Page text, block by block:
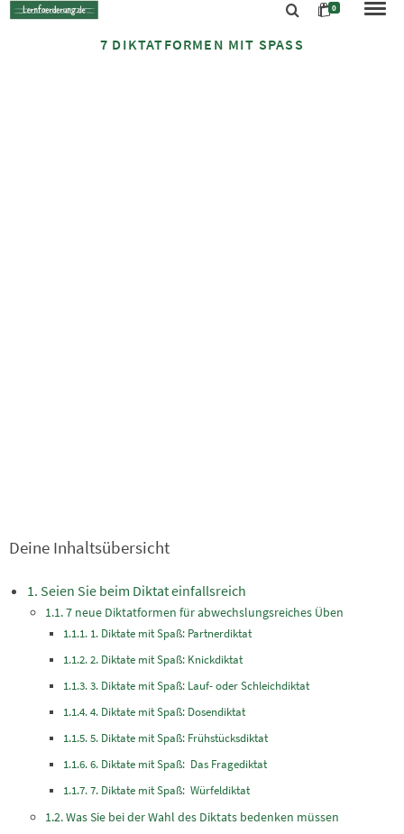
0
7 DIKTATFORMEN MIT SPASS
Deine Inhaltsübersicht
Seien Sie beim Diktat einfallsreich
7 neue Diktatformen für abwechslungsreiches Üben
1. Diktate mit Spaß: Partnerdiktat
2. Diktate mit Spaß: Knickdiktat
3. Diktate mit Spaß: Lauf- oder Schleichdiktat
4. Diktate mit Spaß: Dosendiktat
5. Diktate mit Spaß: Frühstücksdiktat
6. Diktate mit Spaß: Das Fragediktat
7. Diktate mit Spaß: Würfeldiktat
Was Sie bei der Wahl des Diktats bedenken müssen